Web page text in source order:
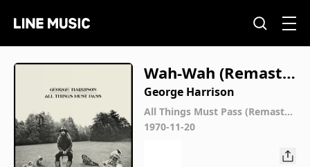
Wah-Wah (Remaste
red 2014)
George Harrison
All Things Must Pass (Remaster
ed 2014)
1970-11-20